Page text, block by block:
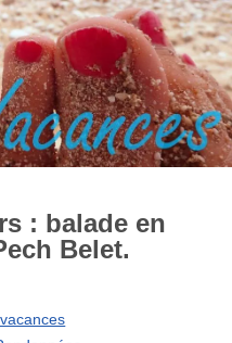
: balade en
Belet.